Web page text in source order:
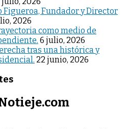
Figueroa, Fundador y Director
2026
como medio de
6 julio, 2026
tras una histórica y
22 junio, 2026